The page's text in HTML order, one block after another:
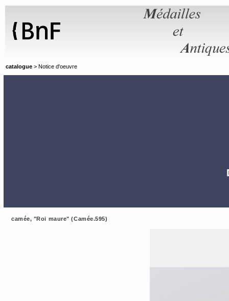
catalogue > Notice d'oeuvre
camée, "Roi maure" (Camée.595)